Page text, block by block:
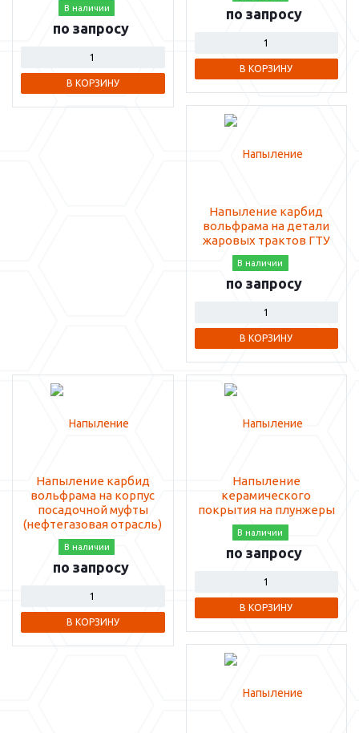
В наличии
по запросу
В КОРЗИНУ
по запросу
В КОРЗИНУ
Напыление карбид
вольфрама на детали
жаровых трактов ГТУ
В наличии
по запросу
В КОРЗИНУ
Напыление карбид
вольфрама на корпус
посадочной муфты
(нефтегазовая отрасль)
В наличии
по запросу
В КОРЗИНУ
Напыление
керамического
покрытия на плунжеры
В наличии
по запросу
В КОРЗИНУ